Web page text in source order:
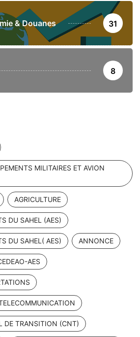
& Douanes 31
8
MILITAIRES ET AVION
AGRICULTURE
DU SAHEL (AES)
DU SAHEL( AES) ANNONCE
AES
DE TRANSITION (CNT)